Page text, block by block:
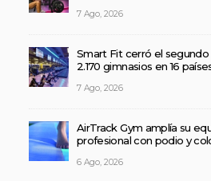
7 Ago, 2026
Smart Fit cerró el
2.170 gimnasios en 16
7 Ago, 2026
AirTrack Gym amplía su
profesional con podio y
6 Ago, 2026